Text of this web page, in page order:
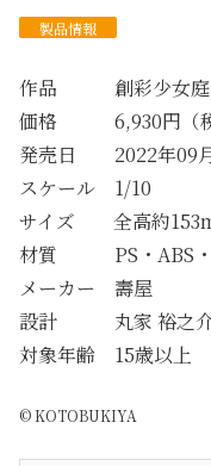
製品情報
作品 創彩少女庭
価格 6,930円（税
発売日 2022年09
スケール 1/10
サイズ 全高約
材質 PS・ABS・
メーカー 壽屋
設計 丸家 裕之
対象年齢 15歳以上
© KOTOBUKIYA